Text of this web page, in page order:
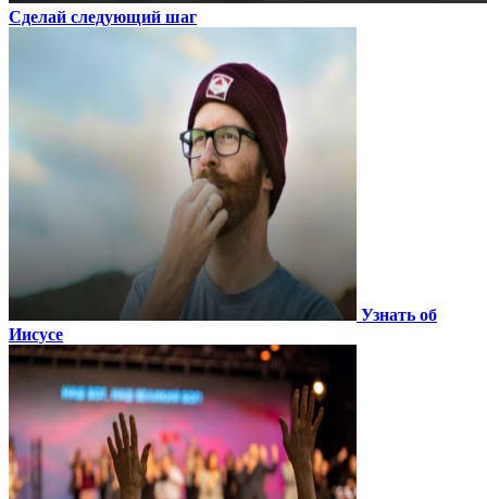
Сделай следующий шаг
Узнать об
Иисусе